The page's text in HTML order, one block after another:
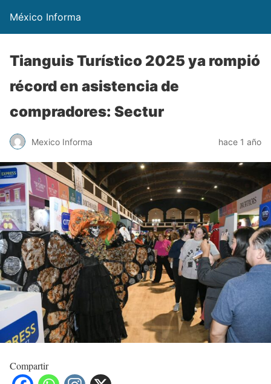
México Informa
Tianguis Turístico 2025 ya rompió
récord en asistencia de
compradores: Sectur
Mexico Informa hace 1 año
Compartir